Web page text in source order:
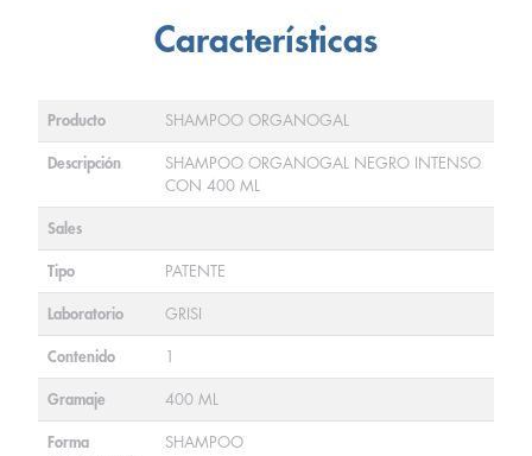
Características
Producto SHAMPOO ORGANOGAL
Descripción
SHAMPOO ORGANOGAL NEGRO INTENSO
CON 400 ML
Sales
Tipo PATENTE
Laboratorio GRISI
Contenido 1
Gramaje 400 ML
Forma
SHAMPOO